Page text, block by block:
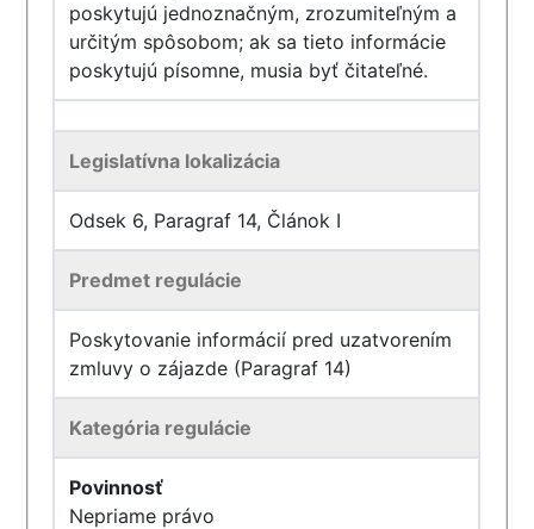
poskytujú jednoznačným, zrozumiteľným a
určitým spôsobom; ak sa tieto informácie
poskytujú písomne, musia byť čitateľné.
Legislatívna lokalizácia
Odsek 6, Paragraf 14, Článok I
Predmet regulácie
Poskytovanie informácií pred uzatvorením
zmluvy o zájazde (Paragraf 14)
Kategória regulácie
Povinnosť
Nepriame právo